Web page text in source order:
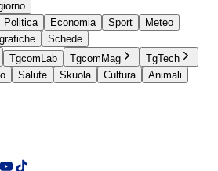
Politica Economia Sport
Meteo
Schede
TgcomLab TgcomMag
TgTech
Salute Skuola Cultura
Animali